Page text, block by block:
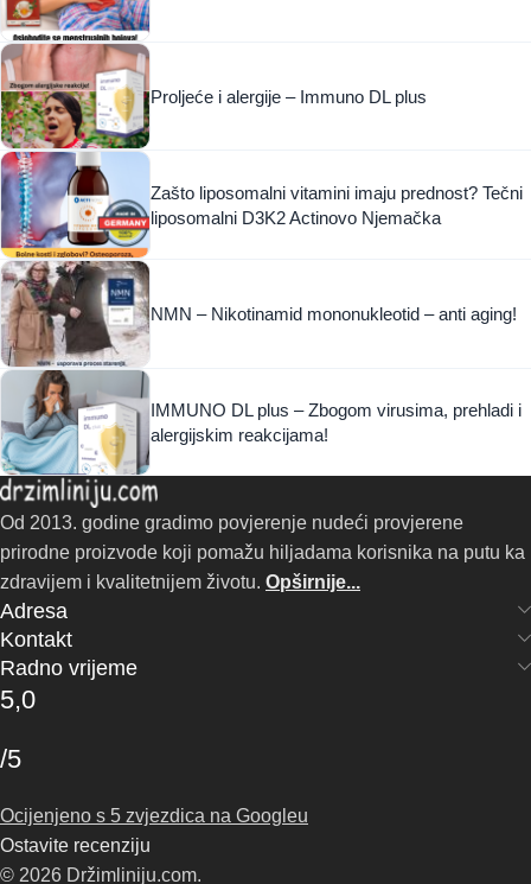
Proljeće i alergije – Immuno DL plus
Zašto liposomalni vitamini imaju prednost? Tečni
liposomalni D3K2 Actinovo Njemačka
NMN – Nikotinamid mononukleotid – anti aging!
IMMUNO DL plus – Zbogom virusima, prehladi i
alergijskim reakcijama!
Od 2013. godine gradimo povjerenje nudeći provjerene
prirodne proizvode koji pomažu hiljadama korisnika na putu ka
zdravijem i kvalitetnijem životu. Opširnije...
Adresa
Kontakt
Radno vrijeme
5,0
/5
Ocijenjeno s 5 zvjezdica na Googleu
Ostavite recenziju
© 2026 Držimliniju.com.